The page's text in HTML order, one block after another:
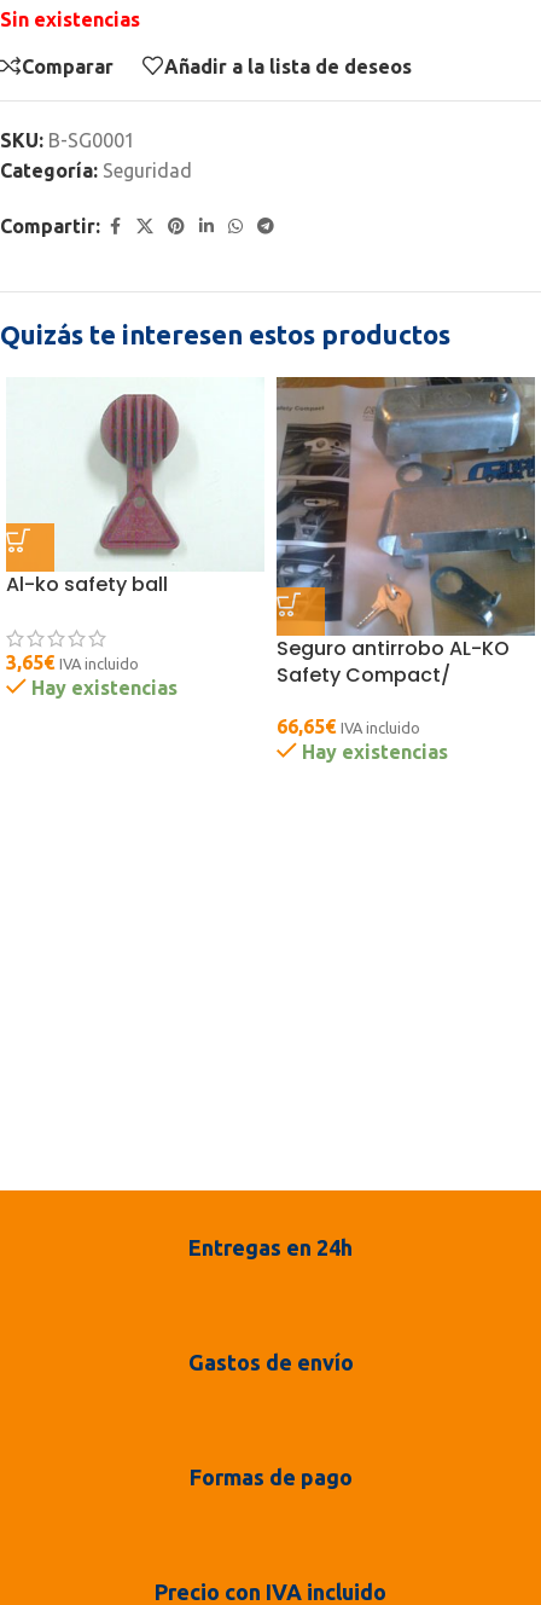
Sin existencias
Comparar Añadir a la lista de deseos
SKU: B-SG0001
Categoría: Seguridad
Compartir:
Quizás te interesen estos productos
Al-ko safety ball
3,65€ IVA incluido
Hay existencias
Seguro antirrobo AL-KO
Safety Compact/
66,65€ IVA incluido
Hay existencias
Entregas en 24h
Gastos de envío
Formas de pago
Precio con IVA incluido